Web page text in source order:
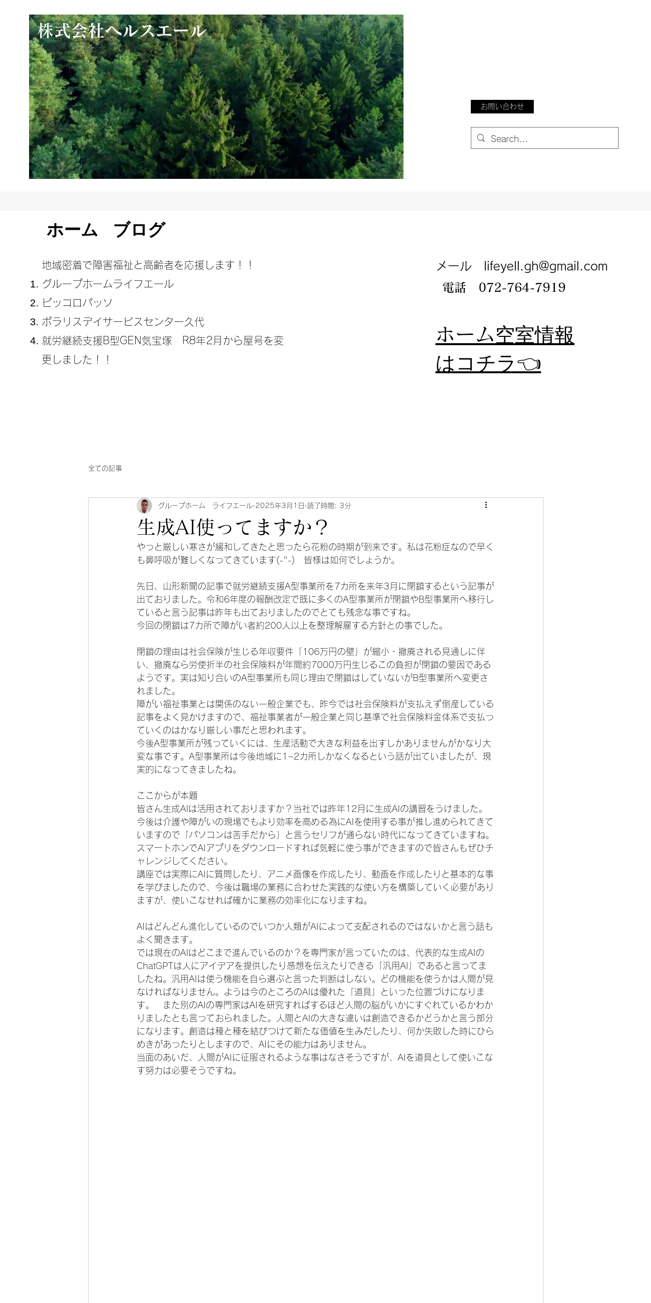
​株式会社ヘルスエール
お問い合わせ
ホーム ブログ
地域密着で障害福祉と高齢者を応援します！！
グループホームライフエール
ピッコロパッソ
ポラリスデイサービスセンター久代
​就労継続支援B型GEN気宝塚 R8年2月から屋号を変
更しました！！
メール
lifeyell.gh@gmail.com
電話 072-764-7919
​ホーム空室情報
​はコチラ👈
全ての記事
生成AI使ってますか？
グループホーム ライフエール 2025年3月1日 読了時間: 3分
やっと厳しい寒さが緩和してきたと思ったら花粉の時期が到来です。私は花粉症なので早く
も鼻呼吸が難しくなってきています(-"-)　皆様は如何でしょうか。
先日、山形新聞の記事で就労継続支援A型事業所を7カ所を来年3月に閉鎖するという記事が
出ておりました。令和6年度の報酬改定で既に多くのA型事業所が閉鎖やB型事業所へ移行し
ていると言う記事は昨年も出ておりましたのでとても残念な事ですね。
今回の閉鎖は7カ所で障がい者約200人以上を整理解雇する方針との事でした。
閉鎖の理由は社会保険が生じる年収要件「106万円の壁」が縮小・撤廃される見通しに伴
い、撤廃なら労使折半の社会保険料が年間約7000万円生じるこの負担が閉鎖の要因である
ようです。実は知り合いのA型事業所も同じ理由で閉鎖はしていないがB型事業所へ変更さ
れました。
障がい福祉事業とは関係のない一般企業でも、昨今では社会保険料が支払えず倒産している
記事をよく見かけますので、福祉事業者が一般企業と同じ基準で社会保険料金体系で支払っ
ていくのはかなり厳しい事だと思われます。
今後A型事業所が残っていくには、生産活動で大きな利益を出すしかありませんがかなり大
変な事です。A型事業所は今後地域に1~2カ所しかなくなるという話が出ていましたが、現
実的になってきましたね。
ここからが本題
皆さん生成AIは活用されておりますか？当社では昨年12月に生成AIの講習をうけました。
今後は介護や障がいの現場でもより効率を高める為にAIを使用する事が推し進められてきて
いますので「パソコンは苦手だから」と言うセリフが通らない時代になってきていますね。
スマートホンでAIアプリをダウンロードすれば気軽に使う事ができますので皆さんもぜひチ
ャレンジしてください。
講座では実際にAIに質問したり、アニメ画像を作成したり、動画を作成したりと基本的な事
を学びましたので、今後は職場の業務に合わせた実践的な使い方を構築していく必要があり
ますが、使いこなせれば確かに業務の効率化になりますね。
AIはどんどん進化しているのでいつか人類がAIによって支配されるのではないかと言う話も
よく聞きます。
では現在のAIはどこまで進んでいるのか？を専門家が言っていたのは、代表的な生成AIの
ChatGPTは人にアイデアを提供したり感想を伝えたりできる「汎用AI」であると言ってま
したね。汎用AIは使う機能を自ら選ぶと言った判断はしない。どの機能を使うかは人間が見
なければなりません。ようは今のところのAIは優れた「道具」といった位置づけになりま
す。　また別のAIの専門家はAIを研究すればするほど人間の脳がいかにすぐれているかわか
りましたとも言っておられました。人間とAIの大きな違いは創造できるかどうかと言う部分
になります。創造は種と種を結びつけて新たな価値を生みだしたり、何か失敗した時にひら
めきがあったりとしますので、AIにその能力はありません。
当面のあいだ、人間がAIに征服されるような事はなさそうですが、AIを道具として使いこな
す努力は必要そうですね。